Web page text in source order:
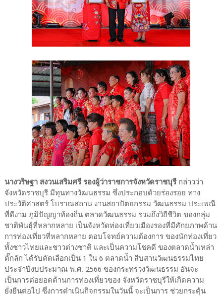
นางวริษฐา สงวนเสริมศรี รองผู้ว่าราชการจังหวัดราชบุรี กล่าวว่า
จังหวัดราชบุรี มีทุนทางวัฒนธรรม ซึ่งประกอบด้วยร่องรอย ทาง
ประวัติศาสตร์ โบราณสถาน งานสถาปัตยกรรม วัฒนธรรม ประเพณี
ที่ดีงาม ภูมิปัญญาท้องถิ่น ตลาดวัฒนธรรม รวมถึงวิถีชีวิต ของกลุ่ม
ชาติพันธุ์ที่หลากหลาย เป็นจังหวัดท่องเที่ยวเมืองรองที่มีศักยภาพด้าน
การท่องเที่ยวที่หลากหลาย ตอบโจทย์ความต้องการ ของนักท่องเที่ยว
ทั้งชาวไทยและชาวต่างชาติ และเป็นความโชคดี ของตลาดน้ำเหล่า
ตั๊กลัก ได้รับคัดเลือกเป็น 1 ใน 6 ตลาดน้ำ สืบสานวัฒนธรรมไทย
ประจำปีงบประมาณ พ.ศ. 2566 ของกระทรวงวัฒนธรรม อันจะ
เป็นการต่อยอดด้านการท่องเที่ยวของ จังหวัดราชบุรีให้เกิดความ
ยั่งยืนต่อไป ซึ่งการดำเนินกิจกรรมในวันนี้ จะเป็นการ ช่วยกระตุ้น